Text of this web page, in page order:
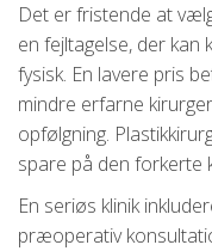
Det er fristende at
en fejltagelse, der
fysisk. En lavere pris
mindre erfarne
opfølgning.
spare på den forkerte
En seriøs klinik
præoperativ